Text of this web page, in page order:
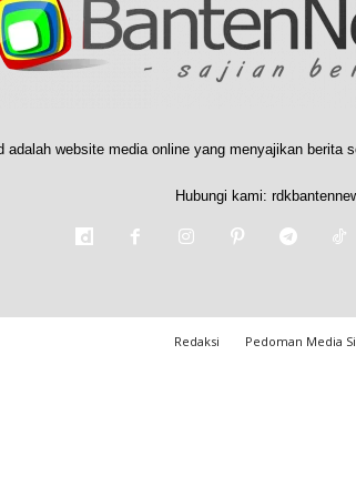
adalah website media online yang menyajikan
Hubungi kami:
Redaksi Pedoman Media